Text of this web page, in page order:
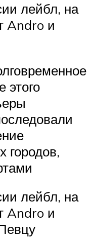
лейбл, на
Andro и
этого
городов,
лейбл, на
Andro и